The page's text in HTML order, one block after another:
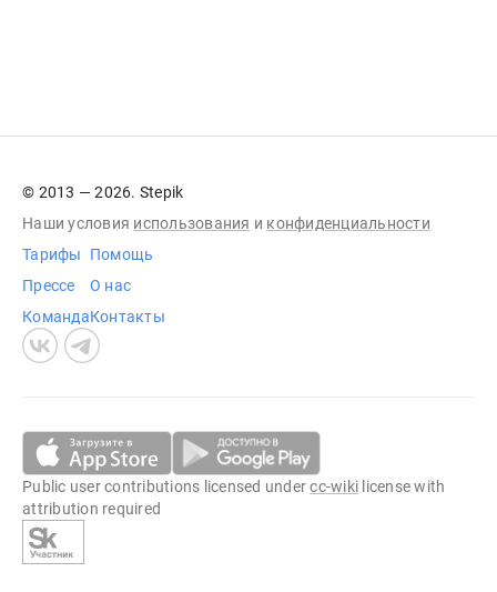
© 2013 — 2026. Stepik
Наши условия использования и конфиденциальности
Тарифы
Прессе
Команда
Помощь
О нас
Контакты
Public user contributions licensed undercc-wiki license with
attribution required